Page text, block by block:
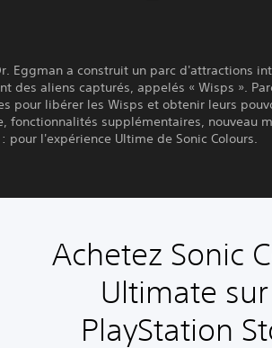
Eggman a construit un parc d'attractions
des aliens capturés, appelés « Wisps ».
pour libérer les Wisps et obtenir leurs
fonctionnalités supplémentaires, nouveau
pour l'expérience Ultime de Sonic Colours.
Achetez Sonic
Ultimate
PlayStation